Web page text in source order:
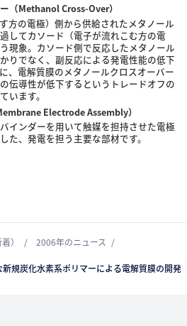
（Methanol Cross-Over）
方の電極）側から供給されたメタノール
してカソード（電子が流れこむ方の電
現象。カソード側で反応したメタノール
りでなく、副反応による発電性能の低下
、電解質膜のメタノールクロスオーバー
伝導性が低下するというトレードオフの
います。
Electrode Assembly）
インダーを用いて触媒を担持させた電極
た、発電を担う主要な部材です。
） 2006年のニュース
規炭化水素系ポリマーによる電解質膜の開発